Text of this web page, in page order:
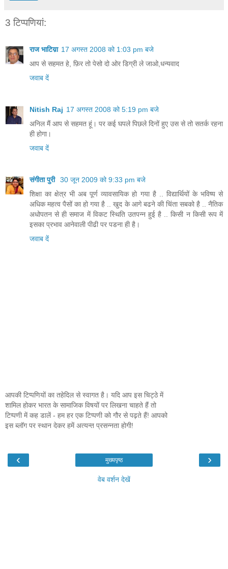
3 टिप्‍पणियां:
राज भाटिय़ा 17 अगस्त 2008 को 1:03 pm बजे
आप से सहमत हे, फ़िर तो पेसो दो ओर डिग्री ले जाओ,धन्यवाद
जवाब दें
Nitish Raj 17 अगस्त 2008 को 5:19 pm बजे
अनिल मैं आप से सहमत हूं। पर कई घपले पिछले दिनों हुए उस से तो सतर्क रहना
ही होगा।
जवाब दें
संगीता पुरी 30 जून 2009 को 9:33 pm बजे
शिक्षा का क्षेत्र भी अब पूर्ण व्‍यावसायिक हो गया है .. विद्यार्थियों के भविष्‍य से
अधिक महत्‍व पैसों का हो गया है .. खुद के आगे बढने की चिंता सबको है .. नैतिक
अधोपतन से ही समाज में विकट स्थिति उतपन्‍न हुई है .. किसी न किसी रूप में
इसका प्रभाव आनेवाली पीढी पर पडना ही है।
जवाब दें
आपकी टिप्पणियों का तहेदिल से स्वागत है। यदि आप इस चिट्ठे में
शामिल होकर भारत के सामाजिक विषयों पर लिखना चाहते हैं तो
टिप्पणी में कह डालें - हम हर एक टिप्पणी को गौर से पढ़ते हैं! आपको
इस ब्लॉग पर स्थान देकर हमें अत्यन्त प्रसन्नता होगी!
‹ ›
मुख्यपृष्ठ
वेब वर्शन देखें